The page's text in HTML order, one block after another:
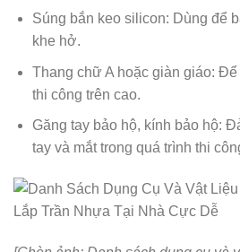
Súng bắn keo silicon: Dùng để
khe hở.
Thang chữ A hoặc giàn giáo:
thi công trên cao.
Găng tay bảo hộ, kính bảo hộ:
tay và mắt trong quá trình thi